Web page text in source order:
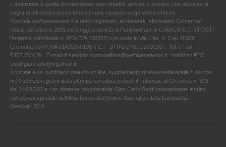
L'ambizione è quella di intercettare quei cittadini, giovani o anziani, che abbiamo la
voglia di affrontare questi temi con uno sguardo lungo verso il futuro.
Il portale welfarenetwork.it è stato registrato, al Network Information Center per
l'Italia, nell’ottobre 2005 ed è oggi proprietà di Puntowelfare di GIANCARLO STORTI
[Impresa individuale n. REA CR-188702] con sede in Via Litta, 4- Cap 26100
Cremona con P.IVA 01493300196 e C.F. STRGCR51C10D150T. Tel. e Fax
0372.453429 . E-mail di servizio puntowelfare@welfarenetwork.it ; indirizzo PEC
storti.giancarlo@legalmail.it
Il portale è un quotidiano gratuito on line, supplemento di www.welfareitalia.it ,Iscritto
nel Pubblico registro della stampa periodica presso il Tribunale di Cremona n. 393
dal 24/09/203 e con direttore responsabile Gian Carlo Storti regolarmente iscritto
nell’elenco speciale dell’Albo tenuto dall’Ordine Giornalisti della Lombardia.
Gennaio 2016